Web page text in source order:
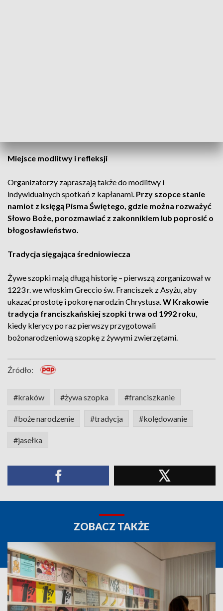
Miejsce modlitwy i refleksji
Organizatorzy zapraszają także do modlitwy i
indywidualnych spotkań z kapłanami. Przy szopce stanie
namiot z księgą Pisma Świętego, gdzie można rozważyć
Słowo Boże, porozmawiać z zakonnikiem lub poprosić o
błogosławieństwo.
Tradycja sięgająca średniowiecza
Żywe szopki mają długą historię – pierwszą zorganizował w
1223 r. we włoskim Greccio św. Franciszek z Asyżu, aby
ukazać prostotę i pokorę narodzin Chrystusa.W Krakowie
tradycja franciszkańskiej szopki trwa od 1992 roku,
kiedy klerycy po raz pierwszy przygotowali
bożonarodzeniową szopkę z żywymi zwierzętami.
Źródło:
#kraków #żywa szopka #franciszkanie
#boże narodzenie #tradycja #kolędowanie
#jasełka
ZOBACZ TAKŻE